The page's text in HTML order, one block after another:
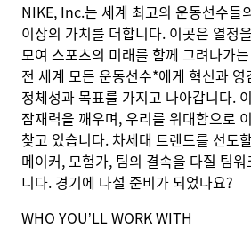
NIKE, Inc.는 세계 최고의 운동선수들
이상의 가치를 더합니다. 이곳은 열정
모여 스포츠의 미래를 함께 그려나가
전 세계 모든 운동선수*에게 혁신과
정체성과 목표를 가지고 나아갑니다.
잠재력을 깨우며, 우리를 위대함으로
찾고 있습니다. 차세대 트렌드를 선도
메이커, 모험가, 팀의 결속을 다질 팀
니다. 경기에 나설 준비가 되었나요?
WHO YOU’LL WORK WITH